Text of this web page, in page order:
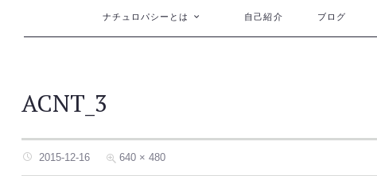
コンテンツへ移動ナチュロパシーとは 自己紹介 ブログ
ACNT_3
2015-12-16 640 × 480